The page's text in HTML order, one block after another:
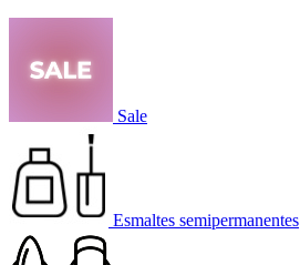
Sale
Esmaltes semipermanentes